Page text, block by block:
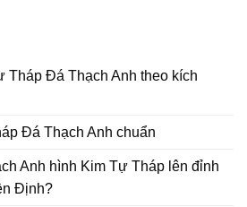
Tháp Đá Thạch Anh theo kích
Đá Thạch Anh chuẩn
Anh hình Kim Tự Tháp lên đỉnh
Định?